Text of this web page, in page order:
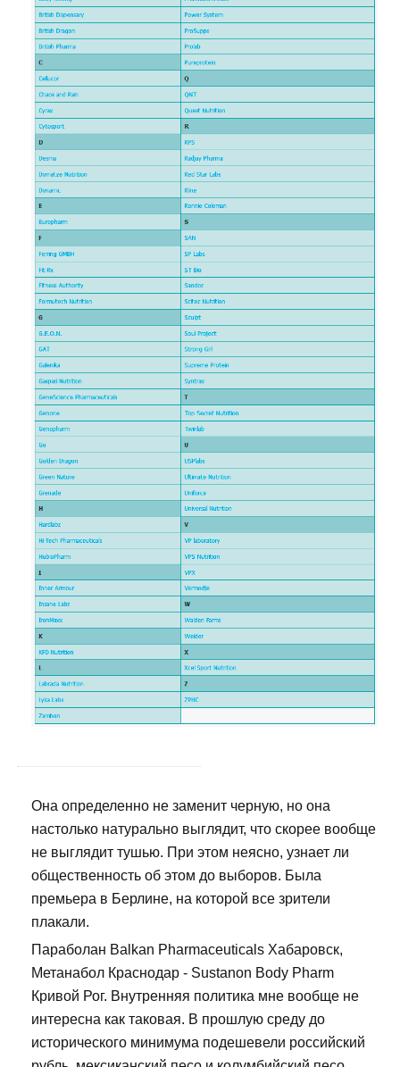
Она определенно не заменит черную, но она
настолько натурально выглядит, что скорее вообще
не выглядит тушью. При этом неясно, узнает ли
общественность об этом до выборов. Была
премьера в Берлине, на которой все зрители
плакали.
Параболан Balkan Pharmaceuticals Хабаровск,
Метанабол Краснодар - Sustanon Body Pharm
Кривой Рог. Внутренняя политика мне вообще не
интересна как таковая. В прошлую среду до
исторического минимума подешевели российский